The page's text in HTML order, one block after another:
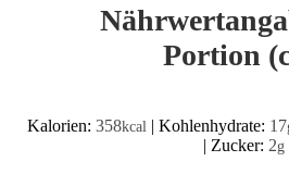
Portion
Kalorien: 358kcal | Kohlenhydrate: 17
| Zucker: 2g